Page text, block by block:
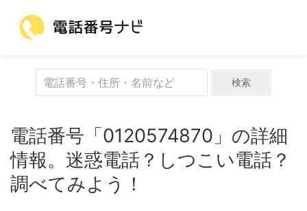
検索
電話番号「0120574870」の詳細
情報。迷惑電話？しつこい電話？
調べてみよう！